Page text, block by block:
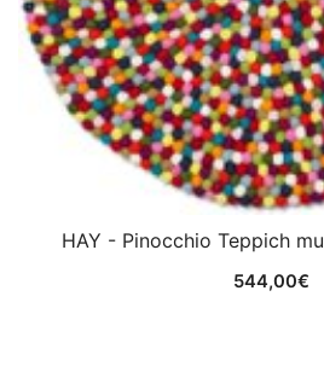
HAY - Pinocchio Teppich
544,00€